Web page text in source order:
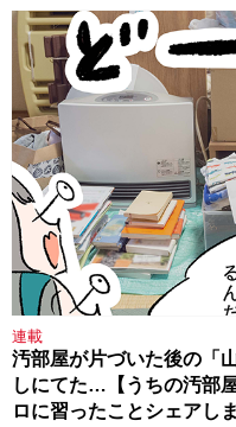
連載
汚部屋が片づいた後の「
しにてた…【うちの汚部
ロに習ったことシェアし